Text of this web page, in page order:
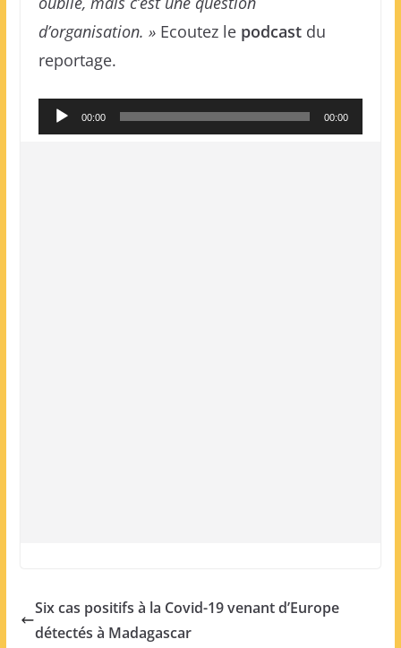
d’organisation. »Ecoutez le podcastdu
reportage.
Lecteur
audio
00:00 00:00
Six cas positifs à la Covid-19 venant d’Europe
détectés à Madagascar